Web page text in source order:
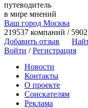
путеводитель
в мире мнений
Ваш город Москва
219537 компаний /
Добавить отзыв
Войти /Регистрация
Новости
Контакты
О проекте
Соискателям
Реклама